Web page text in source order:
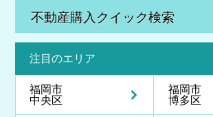
不動産購入クイック検索
注目のエリア
福岡市
中央区
福岡市
博多区